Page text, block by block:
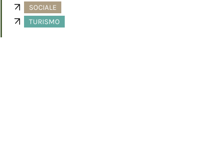
SOCIALE
TURISMO